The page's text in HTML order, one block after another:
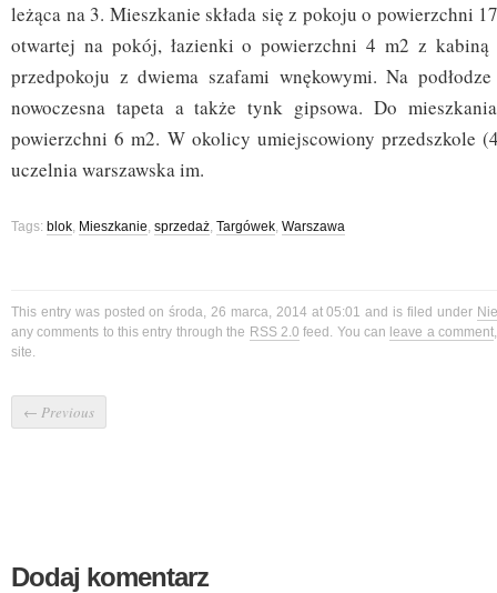
leżąca na 3. Mieszkanie składa się z pokoju o powierzchni
otwartej na pokój, łazienki o powierzchni 4 m2 z kabiną
przedpokoju z dwiema szafami wnękowymi. Na
nowoczesna tapeta a także tynk gipsowa. Do
powierzchni 6 m2. W okolicy umiejscowiony przedszkole
uczelnia warszawska im.
Tags: blok, Mieszkanie, sprzedaż, Targówek, Warszawa
This entry was posted on środa, 26 marca, 2014 at 05:01 and is filed under
any comments to this entry through the RSS 2.0 feed. You can leave a comment
site.
← Previous
Dodaj komentarz